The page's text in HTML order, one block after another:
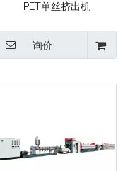
PET单丝挤出机
询价